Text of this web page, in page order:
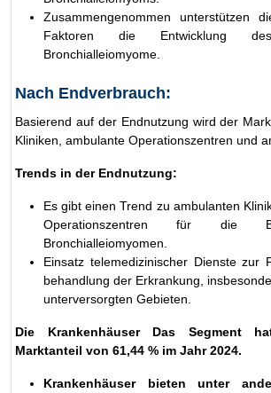
Zusammengenommen unterstützen
Faktoren die Entwicklung
Bronchialleiomyome.
Nach Endverbrauch:
Basierend auf der Endnutzung wird der
Kliniken, ambulante Operationszentren und
Trends in der Endnutzung:
Es gibt einen Trend zu ambulanten
Operationszentren für die
Bronchialleiomyomen.
Einsatz telemedizinischer Dienste zur
behandlung der Erkrankung,
unterversorgten Gebieten.
Die Krankenhäuser Das Segment
Marktanteil von 61,44 % im Jahr 2024.
Krankenhäuser bieten unter